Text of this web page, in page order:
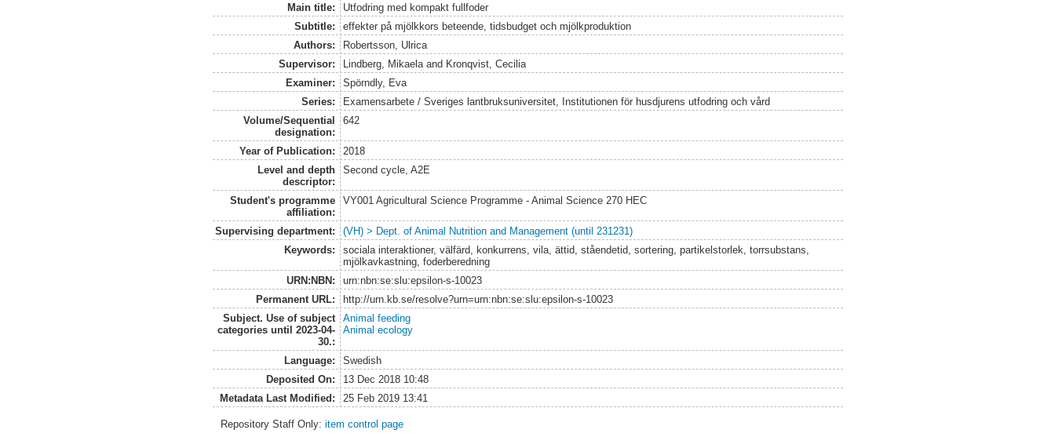
Main title:
Utfodring med kompakt fullfoder
Subtitle:
effekter på mjölkkors beteende, tidsbudget och mjölkproduktion
Authors:
Robertsson, Ulrica
Supervisor:
Lindberg, Mikaelaand Kronqvist, Cecilia
Examiner:
Spörndly, Eva
Series:
Examensarbete / Sveriges lantbruksuniversitet, Institutionen för husdjurens utfodring och vård
Volume/Sequential
designation:
642
Year of Publication:
2018
Level and depth
descriptor:
Second cycle, A2E
Student's programme
affiliation:
VY001 Agricultural Science Programme - Animal Science 270 HEC
Supervising department:
(VH) > Dept. of Animal Nutrition and Management (until 231231)
Keywords:
sociala interaktioner, välfärd, konkurrens, vila, ättid, ståendetid, sortering, partikelstorlek, torrsubstans,
mjölkavkastning, foderberedning
URN:NBN:
urn:nbn:se:slu:epsilon-s-10023
Permanent URL:
http://urn.kb.se/resolve?urn=urn:nbn:se:slu:epsilon-s-10023
Subject. Use of subject
categories until 2023-04-
30.:
Animal feeding
Animal ecology
Language:
Swedish
Deposited On:
13 Dec 2018 10:48
Metadata Last Modified:
25 Feb 2019 13:41
Repository Staff Only:item control page